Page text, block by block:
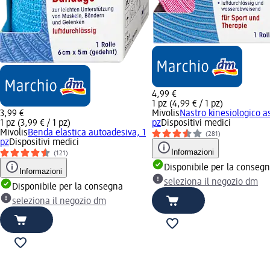
3,99 €
1 pz (3,99 € / 1 pz)
MivolisBenda elastica autoadesiva, 1
pzDispositivi medici
(121)
Informazioni
Disponibile per la consegna
seleziona il negozio dm
4,99 €
1 pz (4,99 € / 1 pz)
MivolisNastro kinesiologico
pzDispositivi medici
(281)
Informazioni
Disponibile per la
seleziona il negozio dm